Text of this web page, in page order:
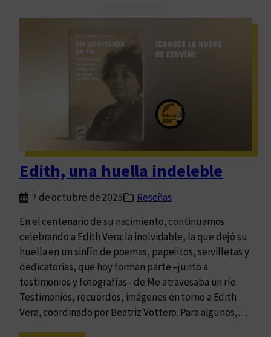
s
l
a
m
i
a
u
v
i
m
p
n
t
“
M
e
a
r
a
v
Edith, una huella indeleble
7 de octubre de 2025
Reseñas
En el centenario de su nacimiento, continuamos
celebrando a Edith Vera: la inolvidable, la que dejó su
huella en un sinfín de poemas, papelitos, servilletas y
dedicatorias, que hoy forman parte –junto a
testimonios y fotografías– de Me atravesaba un río.
Testimonios, recuerdos, imágenes en torno a Edith
Vera, coordinado por Beatriz Vottero. Para algunos,…